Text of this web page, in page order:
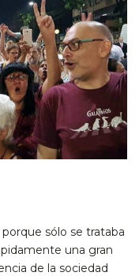
sólo se trataba
una gran
de la sociedad